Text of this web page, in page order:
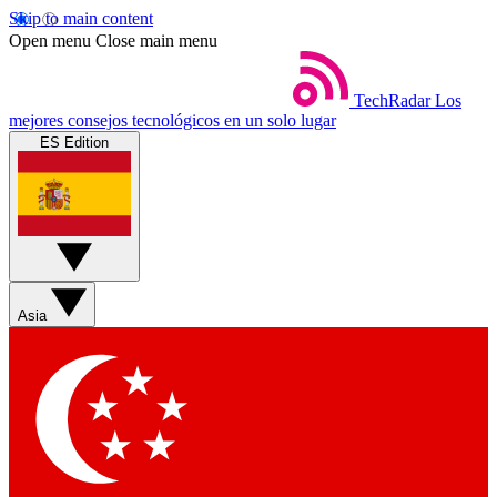
Skip to main content
Open menu Close main menu
TechRadar Los
mejores consejos tecnológicos en un solo lugar
ES Edition
Asia